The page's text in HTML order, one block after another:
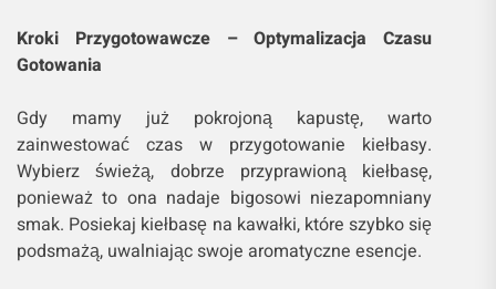
Kroki Przygotowawcze – Optymalizacja Czasu
Gotowania
Gdy mamy już pokrojoną kapustę, warto
zainwestować czas w przygotowanie kiełbasy.
Wybierz świeżą, dobrze przyprawioną kiełbasę,
ponieważ to ona nadaje bigosowi niezapomniany
smak. Posiekaj kiełbasę na kawałki, które szybko się
podsmażą, uwalniając swoje aromatyczne esencje.